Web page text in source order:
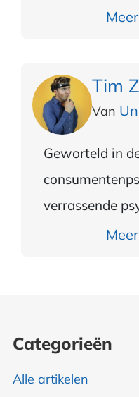
Tim
Van
Geworteld in
verrassende
Categorieën
Alle artikelen